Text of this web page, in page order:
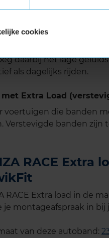
cookies
is een uitstekende
op de weg als op het
robuuste ontwerp biedt
daarbij het lage
als dagelijks rijden.
met Extra Load
voertuigen die banden
Verstevigde banden zijn
RACE Extra
RACE Extra load in de
montageafspraak in
van deze autoband: